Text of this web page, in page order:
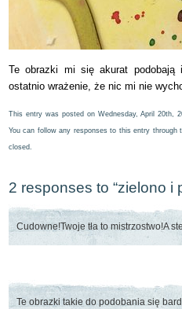
Te obrazki mi się akurat podobają
ostatnio wrażenie, że nic mi nie
This entry was posted on Wednesday, April 20th,
You can follow any responses to this entry through
closed.
2 responses to “zielono i
Cudowne!Twoje tła to mistrzostwo!A
Te obrazki takie do podobania się